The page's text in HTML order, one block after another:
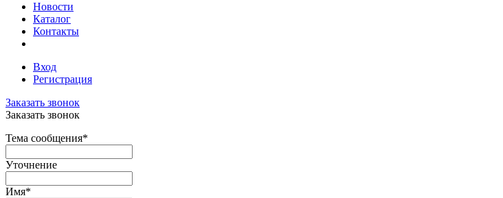
Новости
Каталог
Контакты
Вход
Регистрация
Заказать звонок
Заказать звонок
Тема сообщения*
Уточнение
Имя*